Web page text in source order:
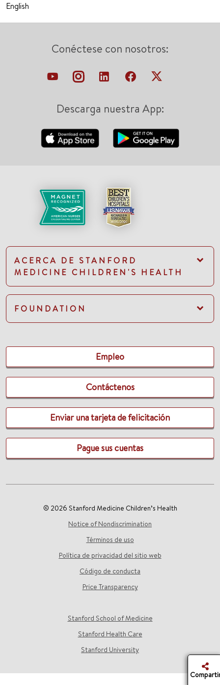
English
Conéctese con nosotros:
Descarga nuestra App:
ACERCA DE STANFORD
MEDICINE CHILDREN'S HEALTH
FOUNDATION
Empleo
Contáctenos
Enviar una tarjeta de felicitación
Pague sus cuentas
© 2026 Stanford Medicine Children’s Health
Notice of Nondiscrimination
Términos de uso
Política de privacidad del sitio web
Código de conducta
Price Transparency
Stanford School of Medicine
Stanford Health Care
Stanford University